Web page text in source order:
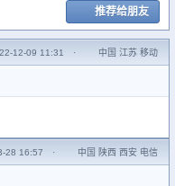
推荐给朋友
12-09 11:31 · 中国 江苏 移动
28 16:57 · 中国 陕西 西安 电信